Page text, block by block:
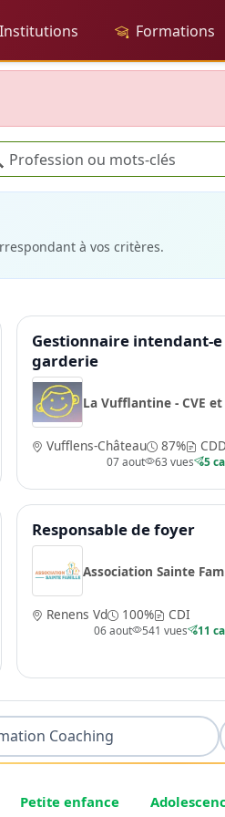
Institutions Formations
à vos critères.
Gestionnaire intendant-
garderie
La Vufflantine - CVE et
Vufflens-Château 87% CDD
07 aout 63 vues 5
Responsable de foyer
Association Sainte
Renens Vd 100% CDI
06 aout 541 vues 11
Coaching
Petite enfance